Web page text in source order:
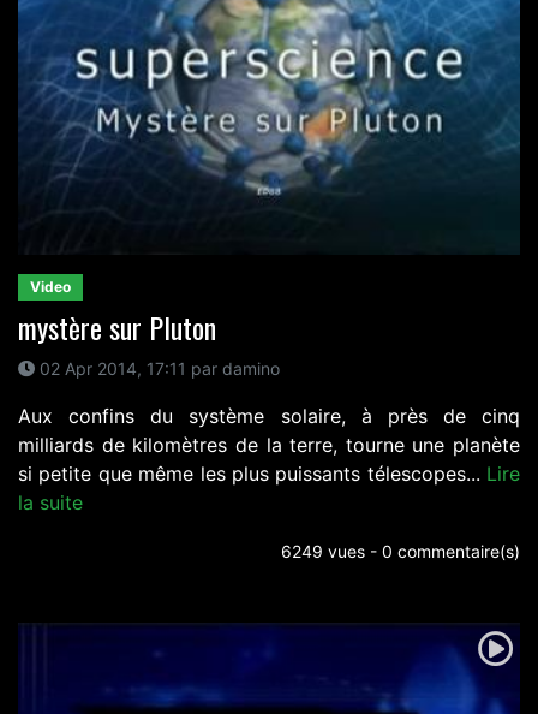
Video
mystère sur Pluton
02 Apr 2014, 17:11 par damino
Aux confins du système solaire, à près de cinq
milliards de kilomètres de la terre, tourne une planète
si petite que même les plus puissants télescopes... Lire
la suite
6249 vues - 0 commentaire(s)